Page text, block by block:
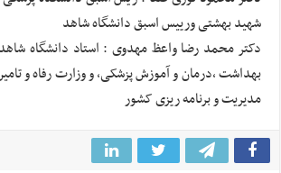
شهید بهشتی ورییس اسبق دانشگاه شاهد
دکتر محمد رضا واعظ مهدوی : استاد دانشگاه
بهداشت ،درمان و آموزش پزشکی، و وزارت رفاه و
مدیریت و برنامه ریزی کشور